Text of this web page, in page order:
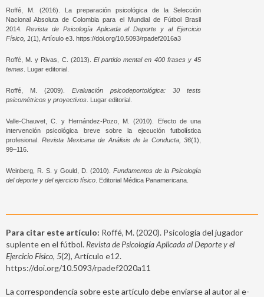
Roffé, M. (2016). La preparación psicológica de la Selección
Nacional Absoluta de Colombia para el Mundial de Fútbol Brasil
2014. Revista de Psicología Aplicada al Deporte y al Ejercicio
Físico, 1(1), Artículo e3. https://doi.org/10.5093/rpadef2016a3
Roffé, M. y Rivas, C. (2013). El partido mental en 400 frases y 45
temas . Lugar editorial.
Roffé, M. (2009). Evaluación psicodeportológica: 30 tests
psicométricos y proyectivos . Lugar editorial.
Valle-Chauvet, C. y Hernández-Pozo, M. (2010). Efecto de una
intervención psicológica breve sobre la ejecución futbolística
profesional.Revista Mexicana de Análisis de la Conducta, 36(1),
99–116.
Weinberg, R. S. y Gould, D. (2010). Fundamentos de la Psicología
del deporte y del ejercicio físico . Editorial Médica Panamericana.
Para citar este artículo: Roffé, M. (2020). Psicología del jugador
suplente en el fútbol. Revista de Psicología Aplicada al Deporte y el
Ejercicio Físico, 5(2), Artículo e12.
https://doi.org/10.5093/rpadef2020a11
La correspondencia sobre este artículo debe enviarse al autor al e-